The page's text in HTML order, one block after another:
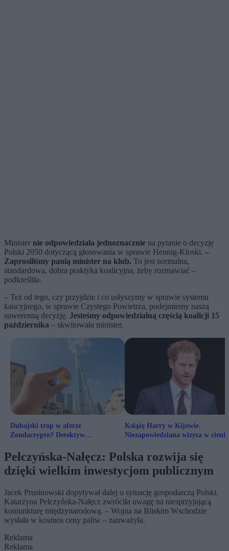
Minister nie odpowiedziała jednoznacznie na pytanie o decyzję
Polski 2050 dotyczącą głosowania w sprawie Hennig-Kloski. –
Zaprosiliśmy panią minister na klub. To jest normalna,
standardowa, dobra praktyka koalicyjna, żeby rozmawiać –
podkreśliła.
– Też od tego, czy przyjdzie i co usłyszymy w sprawie systemu
kaucyjnego, w sprawie Czystego Powietrza, podejmiemy naszą
suwerenną decyzję. Jesteśmy odpowiedzialną częścią koalicji 15
października – skwitowała minister.
Dubajski trop w aferze
Zondacrypto? Detektyw
ujawnia
Książę Harry w Kijowie.
Niezapowiedziana wizyta w cieniu
Pełczyńska-Nałęcz: Polska rozwija się
dzięki wielkim inwestycjom publicznym
Jacek Prusinowski dopytywał dalej o sytuację gospodarczą Polski.
Katarzyna Pełczyńska-Nałęcz zwróciła uwagę na niesprzyjającą
koniunkturę międzynarodową. – Wojna na Bliskim Wschodzie
wysłała w kosmos ceny paliw – zauważyła.
Reklama
Reklama